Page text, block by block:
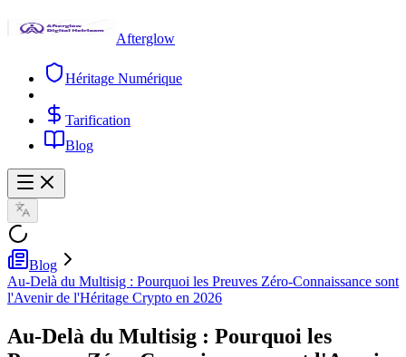
Afterglow
Héritage Numérique
Tarification
Blog
Blog
Au-Delà du Multisig : Pourquoi les Preuves Zéro-Connaissance sont
l'Avenir de l'Héritage Crypto en 2026
Au-Delà du Multisig : Pourquoi les